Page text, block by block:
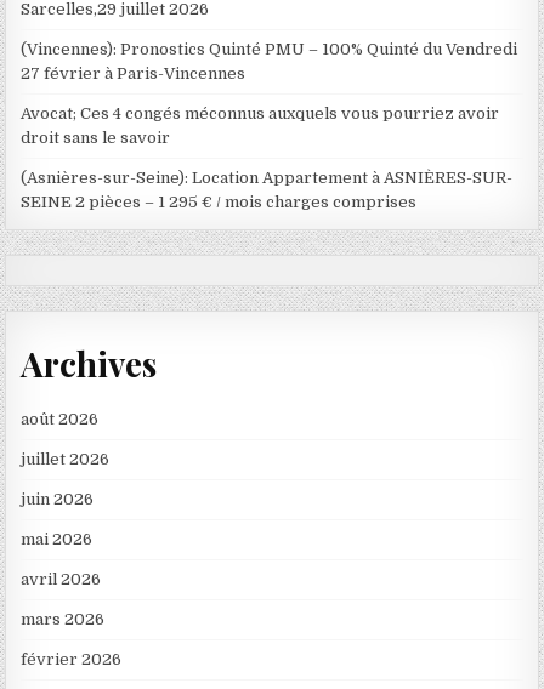
Sarcelles,29 juillet 2026
(Vincennes): Pronostics Quinté PMU – 100% Quinté du Vendredi
27 février à Paris-Vincennes
Avocat; Ces 4 congés méconnus auxquels vous pourriez avoir
droit sans le savoir
(Asnières-sur-Seine): Location Appartement à ASNIÈRES-SUR-
SEINE 2 pièces – 1 295 € / mois charges comprises
Archives
août 2026
juillet 2026
juin 2026
mai 2026
avril 2026
mars 2026
février 2026